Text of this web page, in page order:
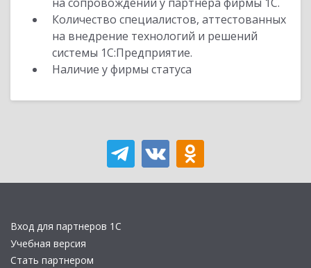
Количество специалистов, аттестованных
на внедрение технологий и решений
системы 1С:Предприятие.
Наличие у фирмы статуса
Вход для партнеров 1С
Учебная версия
Стать партнером